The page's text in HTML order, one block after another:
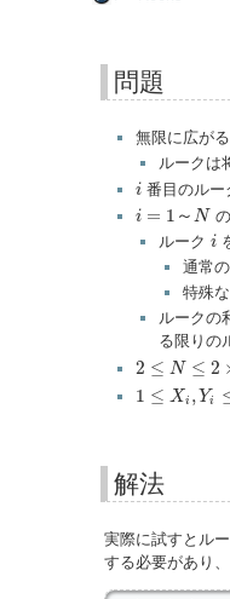
問題
無限に広が
ルークは
i番目のルー
i = 1 ～ N
= ～
ルーク i
通常
特殊
ルークの
る限りの
2 ≤ N ≤ 2
2 N ≤2 105
1 ≤ Xi , Yi
1 X ,Y ≤10
解法
実際に試すとル
する必要があり